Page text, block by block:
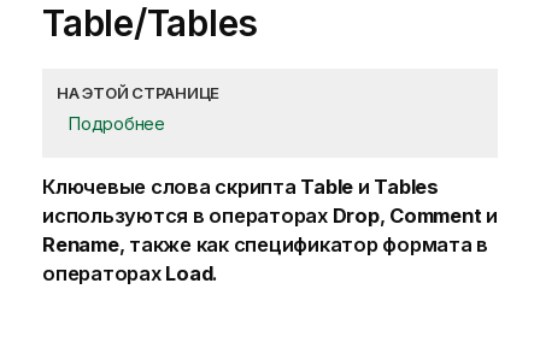
Table/Tables
НА ЭТОЙ СТРАНИЦЕ
Подробнее
Ключевые слова скрипта Table и Tables
используются в операторах Drop, Commentи
Rename, также как спецификатор формата в
операторах Load.